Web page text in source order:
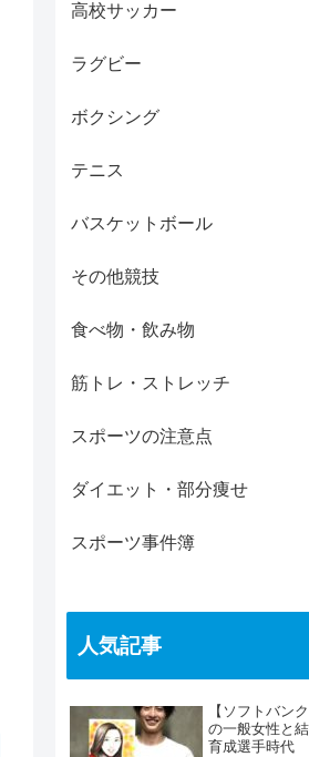
高校サッカー
ラグビー
ボクシング
テニス
バスケットボール
その他競技
食べ物・飲み物
筋トレ・ストレッチ
スポーツの注意点
ダイエット・部分痩せ
スポーツ事件簿
人気記事
【ソフトバン
の一般女性と
育成選手時代